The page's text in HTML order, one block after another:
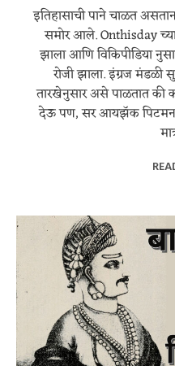
इतिहासाची पाने चाळत
समोर आले. Onthisday
झाला आणि विकिपीडिया
रोजी झाला. इंग्रज मंडळी
तारखेनुसार असे पाळतात की
देऊ पण, सर आयझॅक पिटमन